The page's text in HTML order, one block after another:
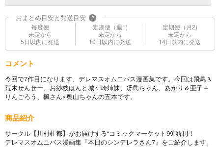
おまとめ目安と発送目安 ?
毎度便
未定から
5日以内に発送
定期便（週1)
未定から
10日以内に発送
定期便（月2)
未定から
14日以内に発送
コメント
今回で7作目になります、デレマスオムニバス漫画集です。今回は飛鳥＆
荒木せんせー、お紗枝はんと城ヶ崎姉妹、冴島ちゃん、あかり＆亜子＋
りんごろう、楓さん×奥山ちゃんの五本です。
商品紹介
サークル【川村杜都】がお届けする“コミックマーケット99”新刊！
デレマスオムニバス漫画集『本日のシンデレラさん7』をご紹介します。